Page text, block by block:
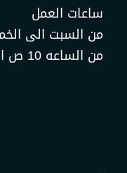
ساعات العمل
من السبت الى
من الساعه 10 ص الى 12 م